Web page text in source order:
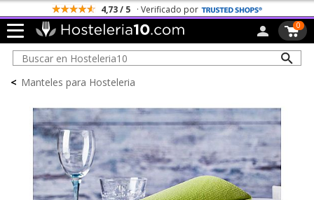
4,73 / 5 · Verificado por
0
< Manteles para Hosteleria